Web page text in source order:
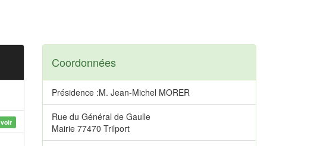
voir
Coordonnées
Présidence :M. Jean-Michel MORER
Rue du Général de Gaulle
Mairie 77470 Trilport